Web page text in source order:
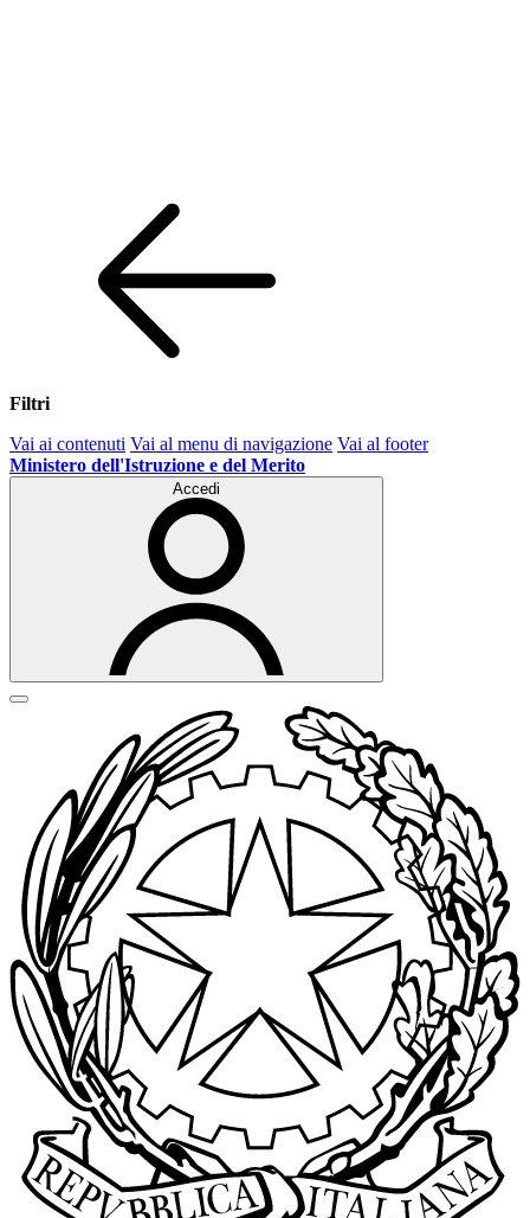
Filtri
Vai ai contenuti Vai al menu di navigazione Vai al footer
Ministero dell'Istruzione e del Merito
Accedi